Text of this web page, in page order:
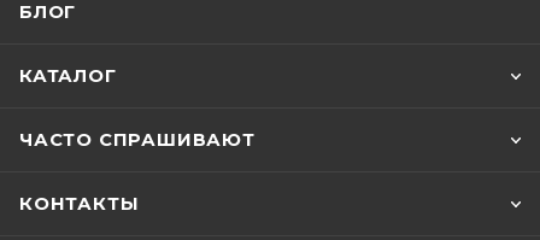
БЛОГ
КАТАЛОГ
ЧАСТО СПРАШИВАЮТ
КОНТАКТЫ